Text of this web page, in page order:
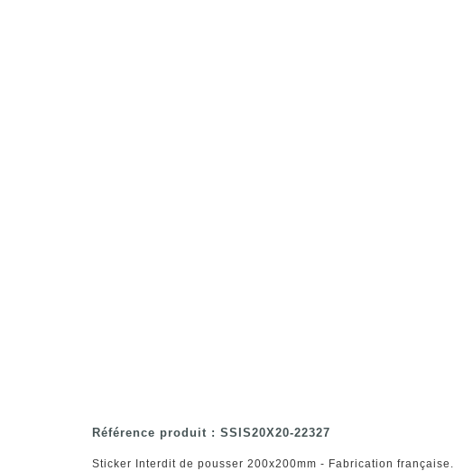
Référence produit : SSIS20X20-22327
Sticker Interdit de pousser 200x200mm - Fabrication française.